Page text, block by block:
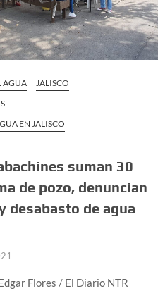
AGUA
JALISCO
EN JALISCO
suman 30
de pozo, denuncian
desabasto de agua
Flores / El Diario NTR